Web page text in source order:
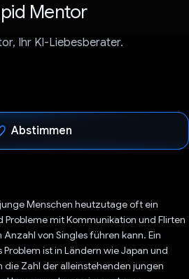
Mentor
Ihr KI-Liebesberater.
Abstimmen
Menschen heutzutage oft ein
Probleme mit Kommunikation und Flirten
von Singles führen kann. Ein
ist in Ländern wie Japan und
die Zahl der alleinstehenden jungen